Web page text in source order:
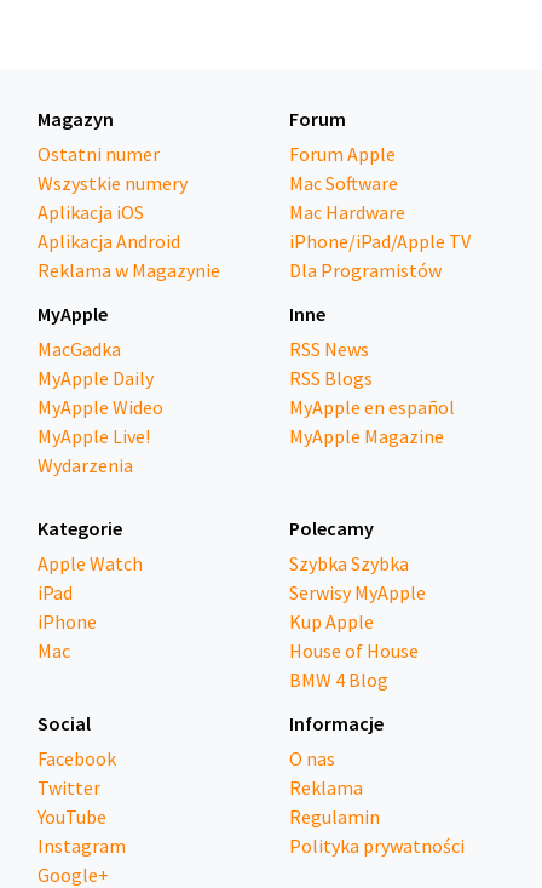
Magazyn
Ostatni numer
Wszystkie numery
Aplikacja iOS
Aplikacja Android
Reklama w Magazynie
Forum
Forum Apple
Mac Software
Mac Hardware
iPhone/iPad/Apple TV
Dla Programistów
MyApple
MacGadka
MyApple Daily
MyApple Wideo
MyApple Live!
Wydarzenia
Inne
RSS News
RSS Blogs
MyApple en español
MyApple Magazine
Kategorie
Apple Watch
iPad
iPhone
Mac
Polecamy
Szybka Szybka
Serwisy MyApple
Kup Apple
House of House
BMW 4 Blog
Social
Facebook
Twitter
YouTube
Instagram
Google+
Informacje
O nas
Reklama
Regulamin
Polityka prywatności